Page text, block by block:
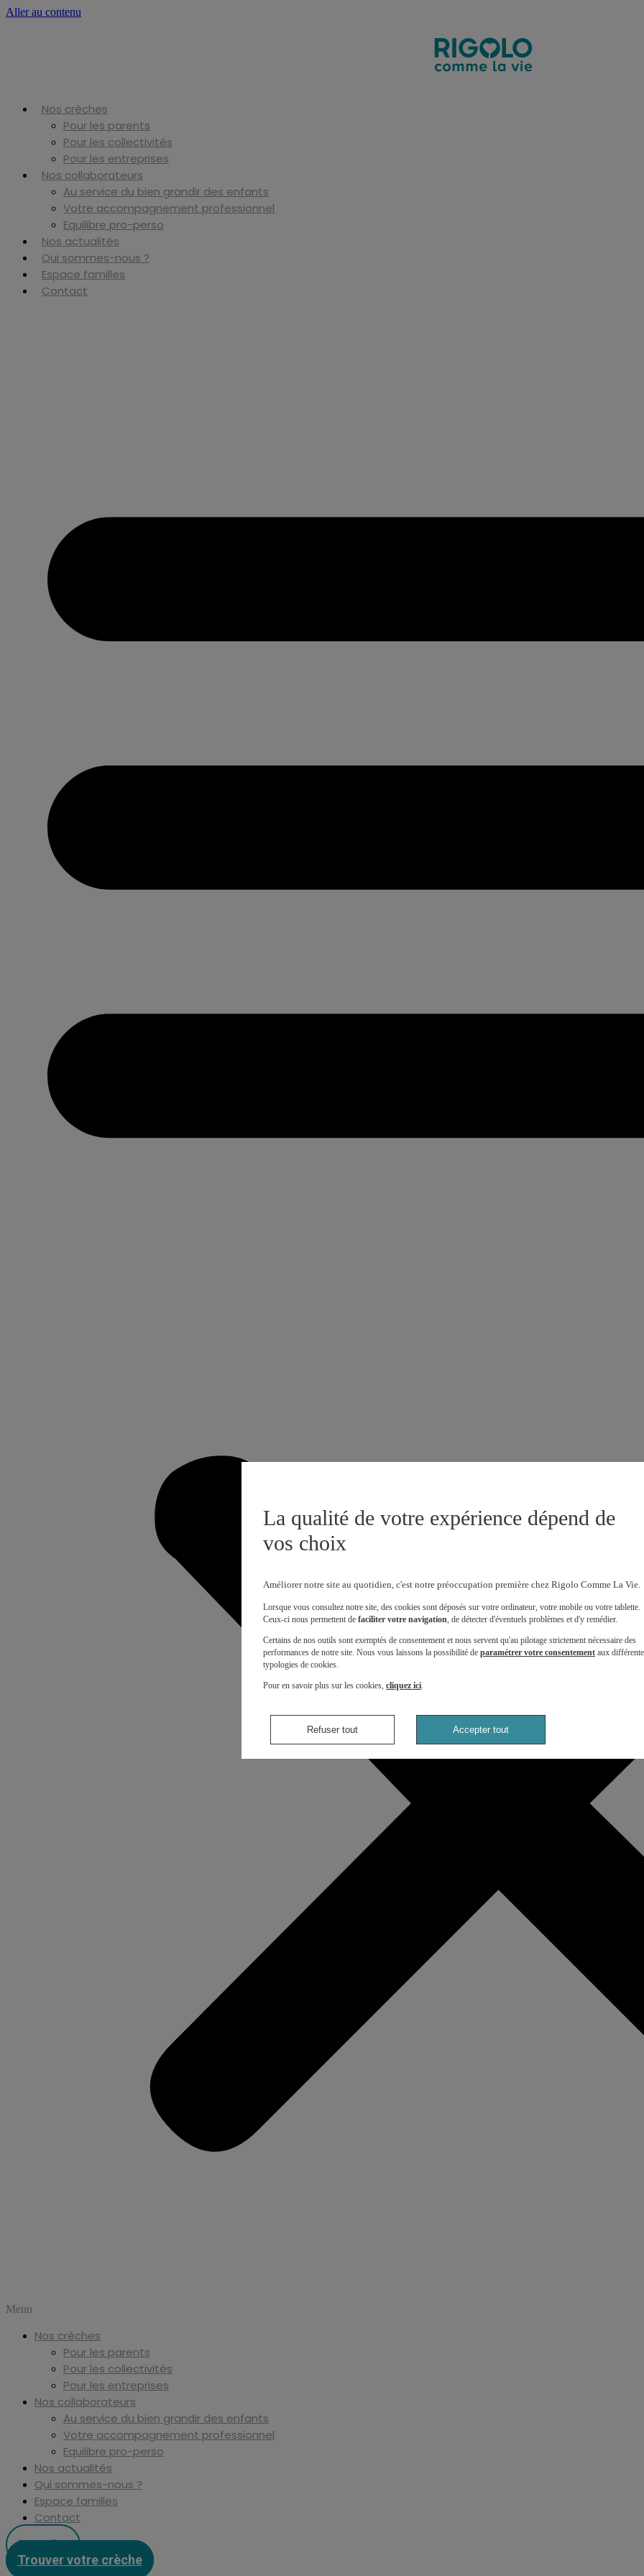
Aller au contenu
Nos crèches
Pour les parents
Pour les collectivités
Pour les entreprises
Nos collaborateurs
Au service du bien grandir des enfants
Votre accompagnement professionnel
Equilibre pro-perso
Nos actualités
Qui sommes-nous ?
Espace familles
Contact
Menu
Nos crèches
Pour les parents
Pour les collectivités
Pour les entreprises
Nos collaborateurs
Au service du bien grandir des enfants
Votre accompagnement professionnel
Equilibre pro-perso
Nos actualités
Qui sommes-nous ?
Espace familles
Contact
Postuler
Trouver votre crèche
La qualité de votre expérience dépend de
vos choix
Améliorer notre site au quotidien, c'est notre préoccupation première chez Rigolo Comme La Vie.
Lorsque vous consultez notre site, des cookies sont déposés sur votre ordinateur, votre mobile ou votre tablette.
Ceux-ci nous permettent de faciliter votre navigation , de détecter d'éventuels problèmes et d'y remédier.
Certains de nos outils sont exemptés de consentement et nous servent qu'au pilotage strictement nécessaire des
performances de notre site. Nous vous laissons la possibilité de paramétrer votre consentement aux
typologies de cookies.
Pour en savoir plus sur les cookies, cliquez ici
Refuser tout Accepter tout